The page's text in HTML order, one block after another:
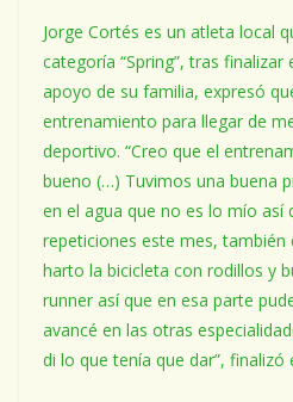
Jorge Cortés es un atleta local
categoría “Spring”, tras
apoyo de su familia, expresó
entrenamiento para llegar de
deportivo. “Creo que el
bueno (…) Tuvimos una buena
en el agua que no es lo mío así
repeticiones este mes,
harto la bicicleta con rodillos y
runner así que en esa parte
avancé en las otras
di lo que tenía que dar”, finalizó